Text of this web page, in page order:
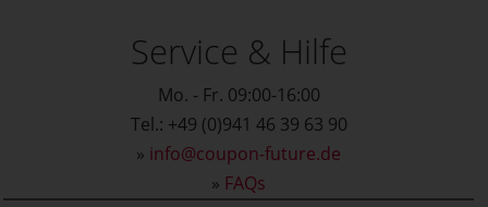
Service & Hilfe
Mo. - Fr. 09:00-16:00
Tel.: +49 (0)941 46 39 63 90
» info@coupon-future.de
» FAQs